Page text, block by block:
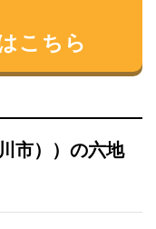
こちら
市））の六地